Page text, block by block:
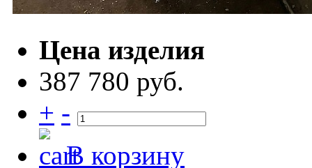
Цена изделия
387 780 руб.
+ -
В корзину